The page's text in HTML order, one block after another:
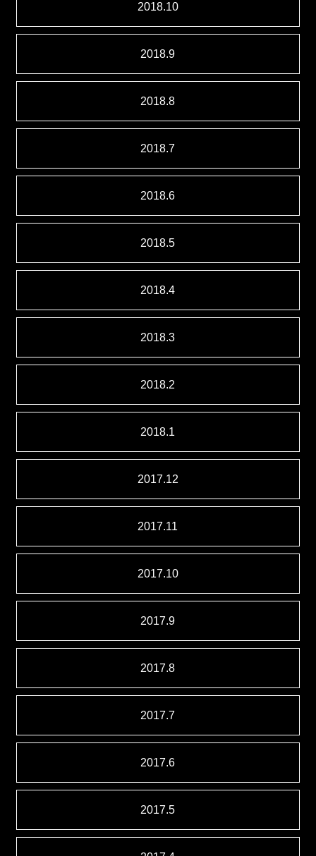
2018.10
2018.9
2018.8
2018.7
2018.6
2018.5
2018.4
2018.3
2018.2
2018.1
2017.12
2017.11
2017.10
2017.9
2017.8
2017.7
2017.6
2017.5